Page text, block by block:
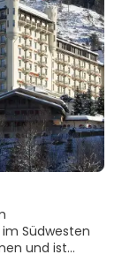
Südwesten
und ist